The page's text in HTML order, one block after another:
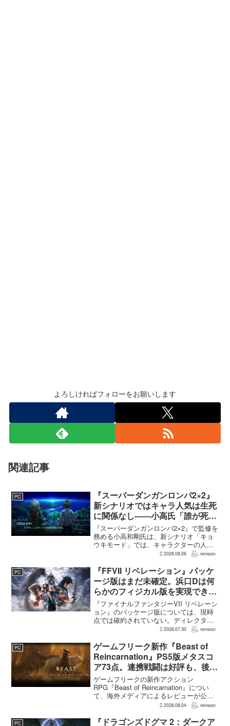
よろしければフォローをお願いします
関連記事
PC
『スーパーダンガンロンパ2×2』
新シナリオではキャラ人気は生死
に関係なし――小高氏「誰が死ん
でもヘイトメールは送らないで」
『スーパーダンガンロンパ2×2』で監修を
務める小高和剛氏は、新シナリオ「キョ
ウキモード」では、キャラクターの人気
にかかわらず退場させるとRPG Siteのイ
作と変わることで、これまで見られなか
った一面がよ...
2026.08.06 remoon
PC
『FFVII リベレーション』パッケ
ージ版はまだ未確定。浜口Dは何
らかのフィジカル版を実現できる
よう調整中
『ファイナルファンタジーVII リベレーシ
ョン』のパッケージ版については、現時
点では確約されていない。ディレクター
の浜口直樹氏によると、具体的な商品ラ
フィジカル版を実現できるよう調整を進
めているという。G...
2026.07.30 remoon
PC
ゲームフリーク新作『Beast of
Reincarnation』PS5版メタスコ
ア73点。連携戦闘は好評も、後半
の“ボス再戦続き”には不満
ゲームフリークの新作アクション
RPG『Beast of Reincarnation』につい
て、海外メディアによるレビューが公開
された。PS5版のメタスコアは73。採点
否両論で、不評に分類されたレビュ...
2026.08.04 remoon
PC 『ドラゴンズドグマ 2：ダークア